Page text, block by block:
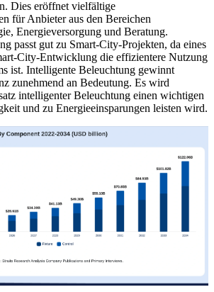
Dies eröffnet vielfältige
für Anbieter aus den Bereichen
Energieversorgung und Beratung.
passt gut zu Smart-City-Projekten, da eines
City-Entwicklung die effizientere Nutzung
ist. Intelligente Beleuchtung gewinnt
zunehmend an Bedeutung. Es wird
intelligenter Beleuchtung einen wichtigen
und zu Energieeinsparungen leisten wird.